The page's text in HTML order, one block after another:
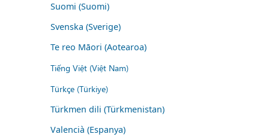
Suomi (Suomi)
Svenska (Sverige)
Te reo Māori (Aotearoa)
Tiếng Việt (Việt Nam)
Türkçe (Türkiye)
Türkmen dili (Türkmenistan)
Valencià (Espanya)